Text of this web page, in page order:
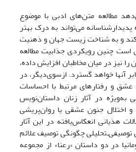
مطالعه متن‌های ادبی با موضوع
پدیدارشناسانه می‌تواند به درک بهتر
کند و به شناخت زیست جهان و ذهنیت
است چنین رویکردی جذابیت مطالعه
را نیز در میان مخاطبان افزایش داده،
آنها خواهد گسترد. ازسوی‌دیگر، در
عشق و رفتارهای مرتبط با احساسات
به‌ویژه در آثار زنان داستان‌نویس
اختلال جنون عشقی یا روان‌پریشی
هذیانی انعکاس‌یافته در این آثار
چگونگی توصیف علائم
در دو داستان «رعنا» از مجموعه